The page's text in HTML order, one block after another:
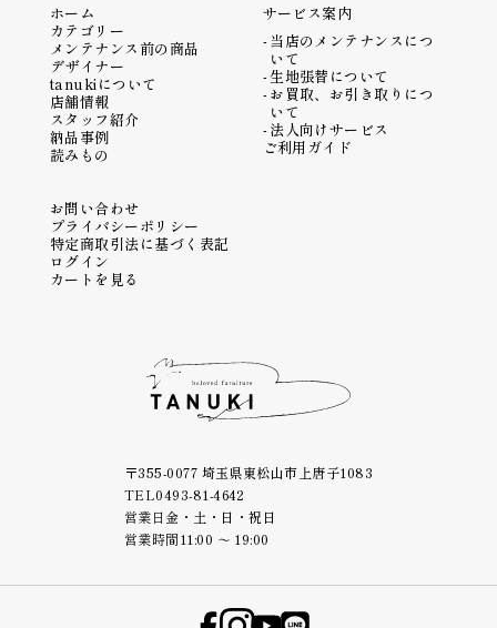
ホーム
カテゴリー
メンテナンス前の商品
デザイナー
tanukiについて
店舗情報
スタッフ紹介
納品事例
読みもの
サービス案内
当店のメンテナンスにつ
いて
生地張替について
お買取、お引き取りにつ
いて
法人向けサービス
ご利用ガイド
お問い合わせ
プライバシーポリシー
特定商取引法に基づく表記
ログイン
カートを見る
〒355-0077 埼玉県東松山市上唐子1083
TEL0493-81-4642
営業日金・土・日・祝日
営業時間11:00 ～ 19:00